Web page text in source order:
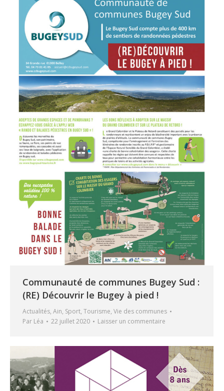
Communauté de communes Bugey Sud :
(RE) Découvrir le Bugey à pied !
Actualités, Ain, Sport, Tourisme, Vie des communes
Par Léa 22 juillet 2020 Laisser un commentaire